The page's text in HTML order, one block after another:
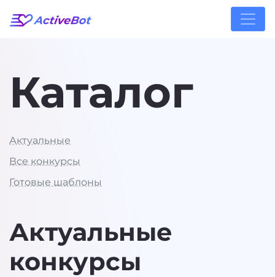
Каталог
Актуальные
Все конкурсы
Готовые шаблоны
Актуальные
конкурсы